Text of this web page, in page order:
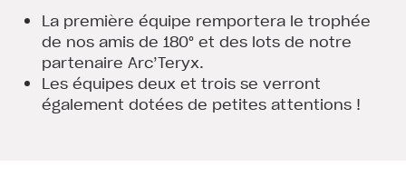
La première équipe remportera le trophée
de nos amis de 180° et des lots de notre
partenaire Arc’Teryx.
Les équipes deux et trois se verront
également dotées de petites attentions !